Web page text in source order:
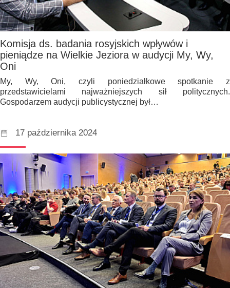
Komisja ds. badania rosyjskich wpływów i
pieniądze na Wielkie Jeziora w audycji My, Wy,
Oni
My, Wy, Oni, czyli poniedziałkowe spotkanie z
przedstawicielami najważniejszych sił politycznych.
Gospodarzem audycji publicystycznej był…
17 października 2024